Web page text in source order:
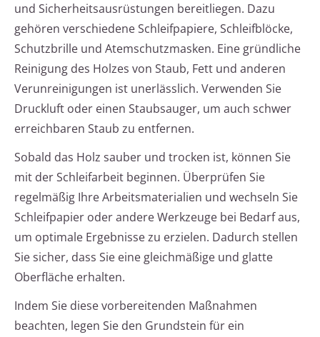
und Sicherheitsausrüstungen bereitliegen. Dazu
gehören verschiedene Schleifpapiere, Schleifblöcke,
Schutzbrille und Atemschutzmasken. Eine gründliche
Reinigung des Holzes von Staub, Fett und anderen
Verunreinigungen ist unerlässlich. Verwenden Sie
Druckluft oder einen Staubsauger, um auch schwer
erreichbaren Staub zu entfernen.
Sobald das Holz sauber und trocken ist, können Sie
mit der Schleifarbeit beginnen. Überprüfen Sie
regelmäßig Ihre Arbeitsmaterialien und wechseln Sie
Schleifpapier oder andere Werkzeuge bei Bedarf aus,
um optimale Ergebnisse zu erzielen. Dadurch stellen
Sie sicher, dass Sie eine gleichmäßige und glatte
Oberfläche erhalten.
Indem Sie diese vorbereitenden Maßnahmen
beachten, legen Sie den Grundstein für ein